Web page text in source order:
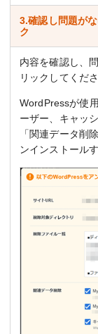
3.確認し問題が
ク
内容を確認し、
リックしてくださ
WordPressが使
ーザー、キャッ
「関連データ削
ンインストール